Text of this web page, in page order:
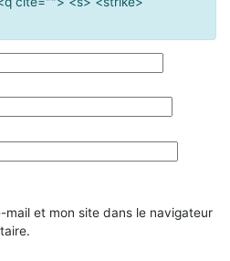
mail et mon site dans le navigateur